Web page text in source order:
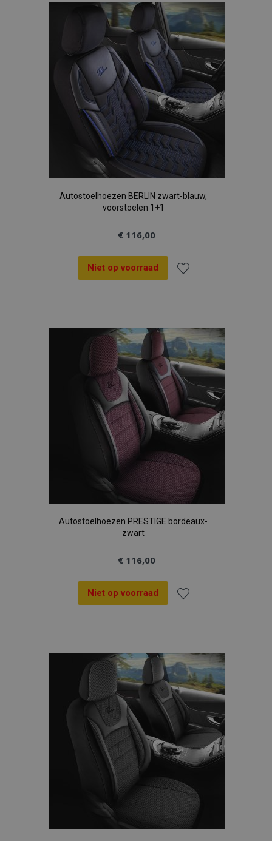
aan
verlanglijst
Autostoelhoezen BERLIN zwart-blauw,
voorstoelen 1+1
€ 116,00
Niet op voorraad
aan
verlanglijst
Autostoelhoezen PRESTIGE bordeaux-
zwart
€ 116,00
Niet op voorraad
aan
verlanglijst